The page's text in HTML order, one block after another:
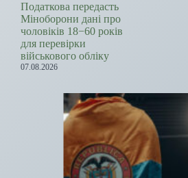
Податкова передасть
Міноборони дані про
чоловіків 18−60 років
для перевірки
військового обліку
07.08.2026